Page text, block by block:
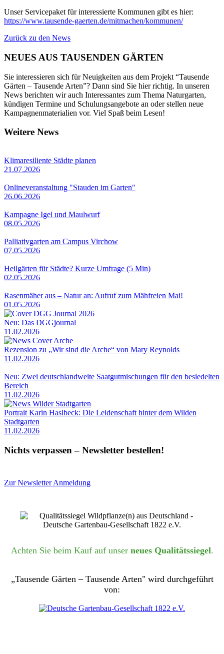
Unser Servicepaket für interessierte Kommunen gibt es hier:
https://www.tausende-gaerten.de/mitmachen/kommunen/
Zurück zu den News
NEUES AUS TAUSENDEN GÄRTEN
Sie interessieren sich für Neuigkeiten aus dem Projekt “Tausende
Gärten – Tausende Arten”? Dann sind Sie hier richtig. In unseren
News berichten wir auch Interessantes zum Thema Naturgarten,
kündigen Termine und Schulungsangebote an oder stellen neue
Kampagnenmaterialien vor. Viel Spaß beim Lesen!
Weitere News
Klimaresiliente Städte planen
21.07.2026
Onlineveranstaltung "Stauden im Garten"
26.06.2026
Kampagne Igel und Maulwurf
08.05.2026
Palliativgarten am Campus Virchow
07.05.2026
Heilgärten für Städte? Kurze Umfrage (5 Min)
02.05.2026
Rasenmäher aus – Natur an: Aufruf zum Mähfreien Mai!
01.05.2026
Neu: Das DGGjournal
11.02.2026
Rezension zu „Wir sind die Arche“ von Mary Reynolds
11.02.2026
Neu: Zwei deutschlandweite Saatgutmischungen für den besiedelten
Bereich
11.02.2026
Portrait Karin Haslbeck: Die Leidenschaft hinter dem Wilden
Stadtgarten
11.02.2026
Nichts verpassen – Newsletter bestellen!
Zur Newsletter Anmeldung
Achten Sie beim Kauf auf unser neues Qualitätssiegel.
„Tausende Gärten – Tausende Arten" wird durchgeführt
von: